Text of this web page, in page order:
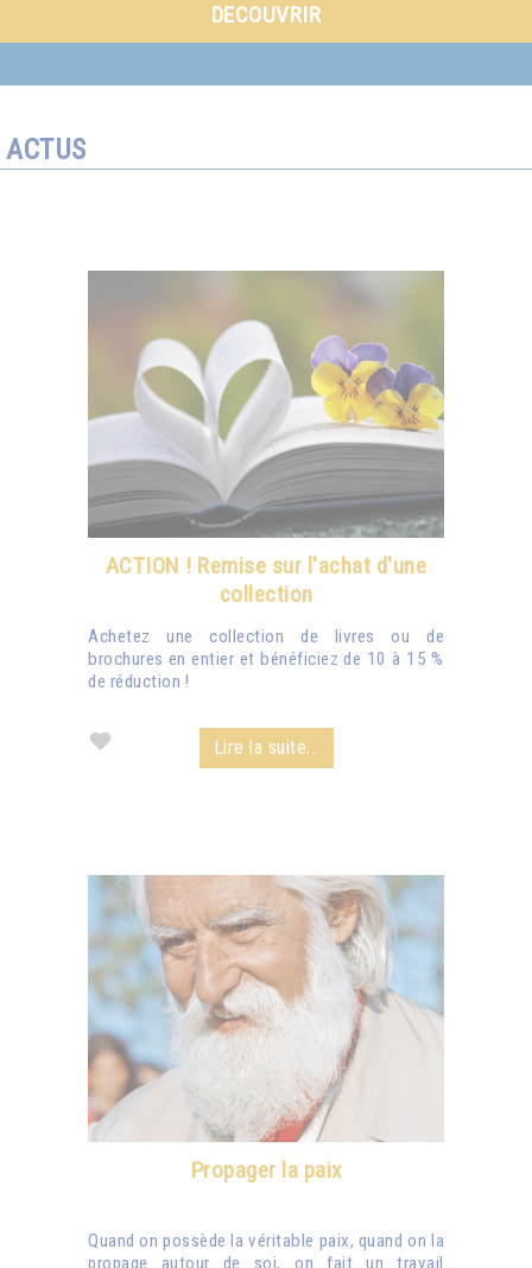
DECOUVRIR
ACTUS
ACTION ! Remise sur l'achat d'une
collection
Achetez une collection de livres ou de
brochures en entier et bénéficiez de 10 à 15 %
de réduction !
Lire la suite...
Propager la paix
Quand on possède la véritable paix, quand on la
propage autour de soi, on fait un travail